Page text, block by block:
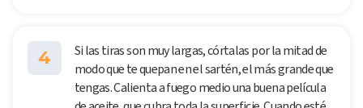
4
Si las tiras son muy largas, córtalas por la mitad de
modo que te quepan en el sartén, el más grande que
tengas. Calienta a fuego medio una buena película